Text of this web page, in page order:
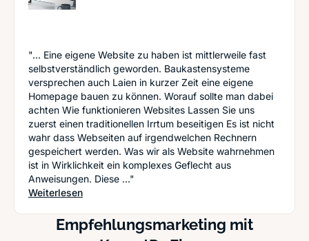
"... Eine eigene Website zu haben ist mittlerweile fast
selbstverständlich geworden. Baukastensysteme
versprechen auch Laien in kurzer Zeit eine eigene
Homepage bauen zu können. Worauf sollte man dabei
achten Wie funktionieren Websites Lassen Sie uns
zuerst einen traditionellen Irrtum beseitigen Es ist nicht
wahr dass Webseiten auf irgendwelchen Rechnern
gespeichert werden. Was wir als Website wahrnehmen
ist in Wirklichkeit ein komplexes Geflecht aus
Anweisungen. Diese ..."
Weiterlesen: Webseiten selbst gestalten ̶̶ Wie gut sind
Empfehlungsmarketing mit